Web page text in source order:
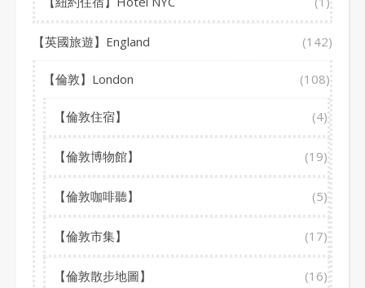
【英國旅遊】England (142)
【倫敦】London (108)
【倫敦住宿】 (4)
【倫敦博物館】 (19)
【倫敦咖啡聽】 (5)
【倫敦市集】 (17)
【倫敦散步地圖】 (16)